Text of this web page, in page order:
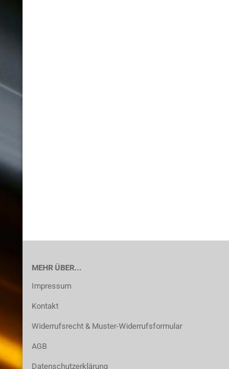
MEHR ÜBER...
Impressum
Kontakt
Widerrufsrecht & Muster-Widerrufsformular
AGB
Datenschutzerklärung